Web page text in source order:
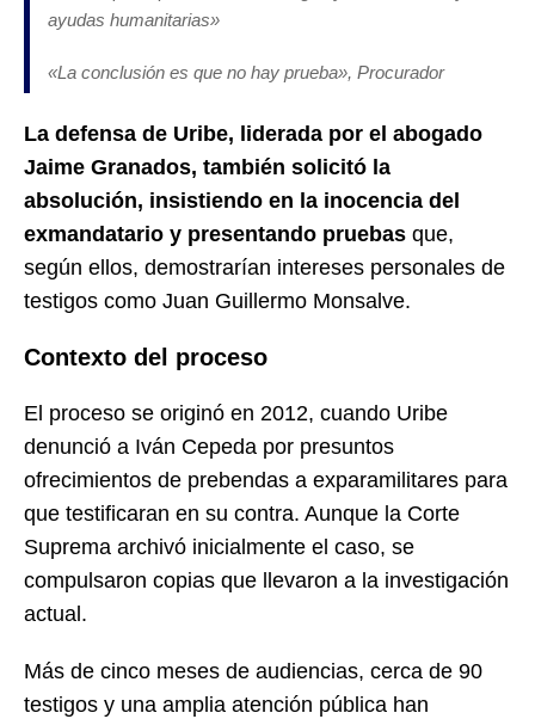
ayudas humanitarias»
«La conclusión es que no hay prueba», Procurador
La defensa de Uribe, liderada por el abogado
Jaime Granados, también solicitó la
absolución, insistiendo en la inocencia del
exmandatario y presentando pruebas que,
según ellos, demostrarían intereses personales de
testigos como Juan Guillermo Monsalve.
Contexto del proceso
El proceso se originó en 2012, cuando Uribe
denunció a Iván Cepeda por presuntos
ofrecimientos de prebendas a exparamilitares para
que testificaran en su contra. Aunque la Corte
Suprema archivó inicialmente el caso, se
compulsaron copias que llevaron a la investigación
actual.
Más de cinco meses de audiencias, cerca de 90
testigos y una amplia atención pública han